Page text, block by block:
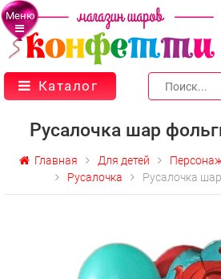
Меню
Каталог
Русалочка шар
Главная Для детей
Русалочка
Русалочка